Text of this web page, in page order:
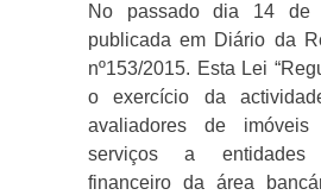
No passado dia 14 de
publicada em Diário da
nº153/2015. Esta Lei
o exercício da
avaliadores de imóveis
serviços a
financeiro da área